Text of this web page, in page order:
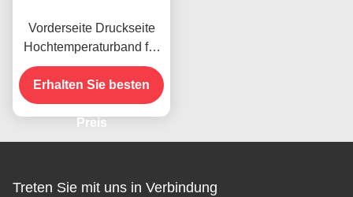
Vorderseite Druckseite
Hochtemperaturband für
das vorhandene Produkt
Erhalten Sie besten
Preis
Treten Sie mit uns in Verbindung